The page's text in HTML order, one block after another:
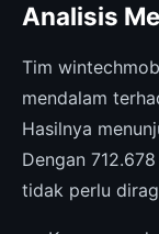
Analisis
Tim
mendalam
Hasilnya
Dengan
tidak perlu